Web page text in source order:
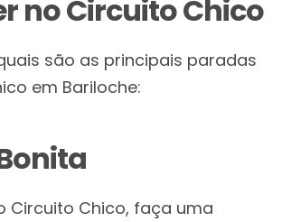
no Circuito Chico
são as principais paradas
em Bariloche:
Circuito Chico, faça uma